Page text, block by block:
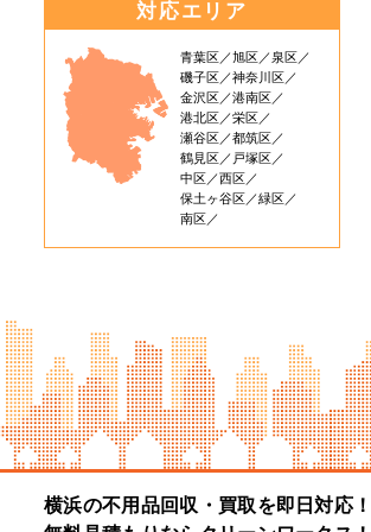
対応エリア
青葉区 旭区
泉区
磯子区
神奈川区
金沢区
港南区
港北区
栄区
瀬谷区
都筑区
鶴見区
戸塚区
中区
西区
保土ヶ谷区
緑区
南区
横浜の不用品回収・買取を即日対応